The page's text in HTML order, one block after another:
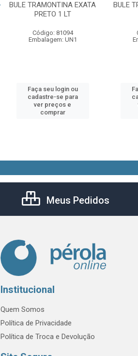
BULE TRAMONTINA EXATA
PRETO 1 LT
Código: 81094
Embalagem: UN1
Faça seu login ou
cadastre-se para
ver preços e
comprar
BULE
Meus Pedidos
Institucional
Quem Somos
Política de Privacidade
Política de Troca e Devolução